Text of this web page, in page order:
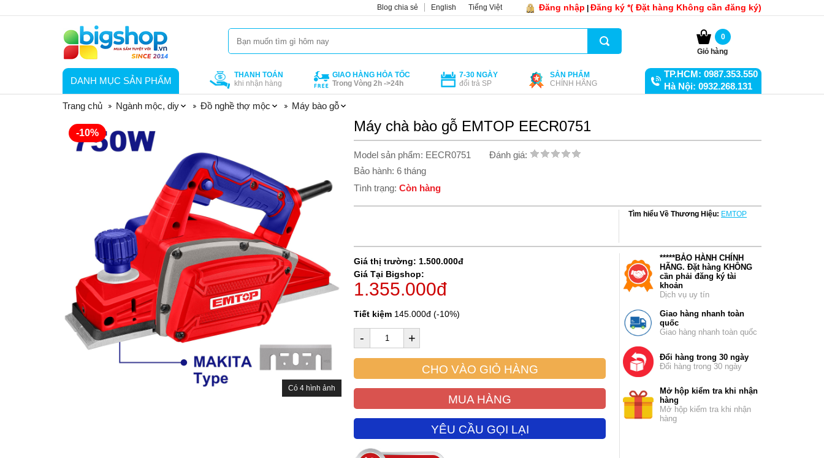
Đăng nhập Đăng ký *( Đặt hàng Không cần đăng ký)
Blog chia sẻ English Tiếng Việt
0
Giỏ hàng
DANH MỤC SẢN PHẨM
THANH TOÁN
khi nhận hàng
GIAO HÀNG HỎA TỐC
Trong Vòng 2h ->24h
7-30 NGÀY
đổi trả SP
SẢN PHẨM
CHÍNH HÃNG
TP.HCM: 0987.353.550
Hà Nội: 0932.268.131
Trang chủ
Ngành mộc, diy Đồ nghề thợ mộc Máy bào gỗ
-10%
Có 4 hình ảnh
Máy chà bào gỗ EMTOP EECR0751
Model sản phẩm: EECR0751
Đánh giá:
Bảo hành: 6 tháng
Tình trạng: Còn hàng
Tìm hiểu Về Thương Hiệu: EMTOP
Giá thị trường: 1.500.000đ
Giá Tại Bigshop:
1.355.000đ
Tiết kiệm 145.000đ (-10%)
- +
CHO VÀO GIỎ HÀNG
MUA HÀNG
YÊU CẦU GỌI LẠI
*****BẢO HÀNH CHÍNH
HÃNG. Đặt hàng KHÔNG
cần phải đăng ký tài
khoản
Dịch vụ uy tín
Giao hàng nhanh toàn
quốc
Giao hàng nhanh toàn quốc
Đổi hàng trong 30 ngày
Đổi hàng trong 30 ngày
Mở hộp kiểm tra khi nhận
hàng
Mở hộp kiểm tra khi nhận
hàng